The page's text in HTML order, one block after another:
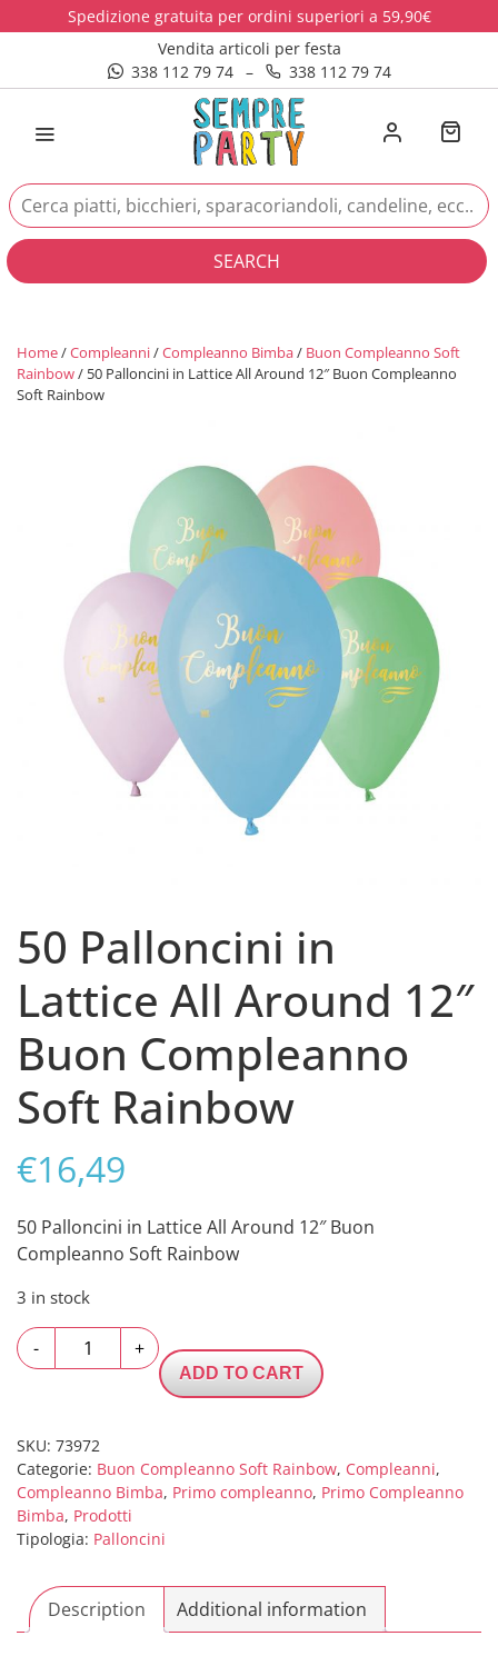
Spedizione gratuita per ordini superiori a 59,90€
Vendita articoli per festa
338 112 79 74
– 338 112 79 74
SEARCH
Home/Compleanni/Compleanno Bimba/ Buon Compleanno Soft
Rainbow/ 50 Palloncini in Lattice All Around 12″ Buon Compleanno
Soft Rainbow
50 Palloncini in
Lattice All Around 12″
Buon Compleanno
Soft Rainbow
€16,49
50 Palloncini in Lattice All Around 12″ Buon
Compleanno Soft Rainbow
3 in stock
-
Palloncini
All
Around
12"
Buon
Compleanno
Rainbow
+
ADD TO CART
SKU: 73972
Categorie: Buon Compleanno Soft Rainbow, Compleanni,
Compleanno Bimba, Primo compleanno, Primo Compleanno
Bimba, Prodotti
Tipologia: Palloncini
Description Additional information